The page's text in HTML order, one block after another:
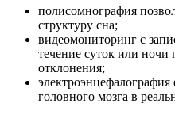
полисомнография
структуру сна;
видеомониторинг с
течение суток или ночи
отклонения;
головного мозга в